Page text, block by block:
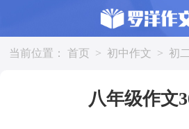
当前位置： 首页 > 初中作文 > 初
八年级作文